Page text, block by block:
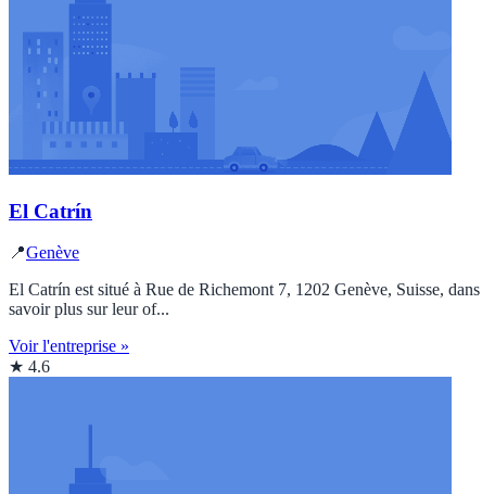
El Catrín
📍Genève
El Catrín est situé à Rue de Richemont 7, 1202 Genève, Suisse,
savoir plus sur leur of...
Voir l'entreprise »
★ 4.6